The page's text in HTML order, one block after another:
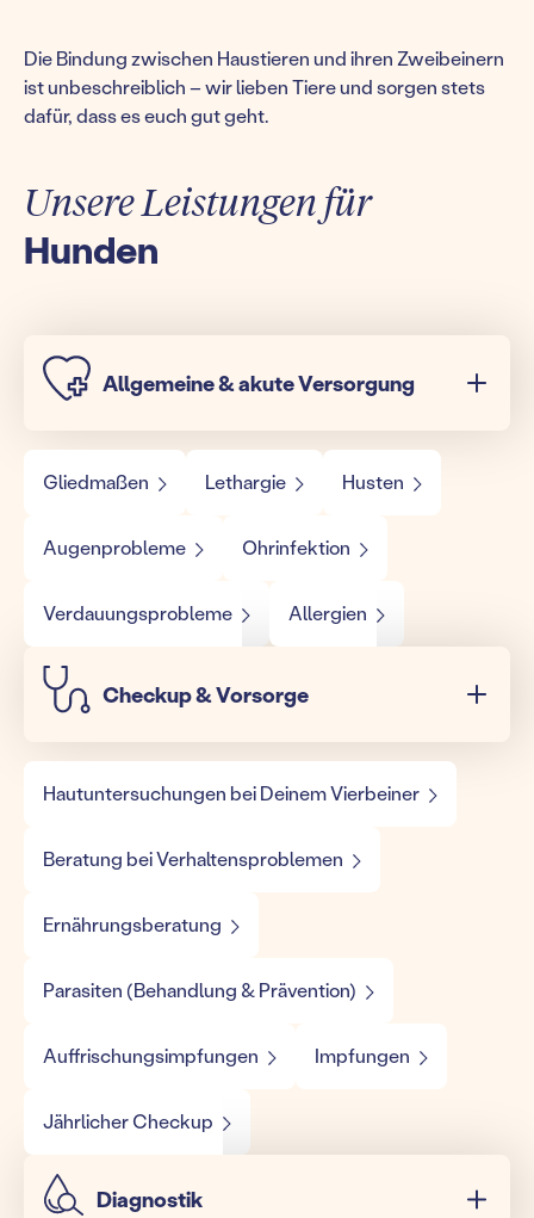
Die Bindung zwischen Haustieren und ihren Zweibeinern
ist unbeschreiblich – wir lieben Tiere und sorgen stets
dafür, dass es euch gut geht.
Unsere Leistungen für
Hunden
Allgemeine & akute Versorgung
Gliedmaßen Lethargie Husten
Augenprobleme Ohrinfektion
Verdauungsprobleme Allergien
Checkup & Vorsorge
Hautuntersuchungen bei Deinem Vierbeiner
Beratung bei Verhaltensproblemen
Ernährungsberatung
Parasiten (Behandlung & Prävention)
Auffrischungsimpfungen Impfungen
Jährlicher Checkup
Diagnostik